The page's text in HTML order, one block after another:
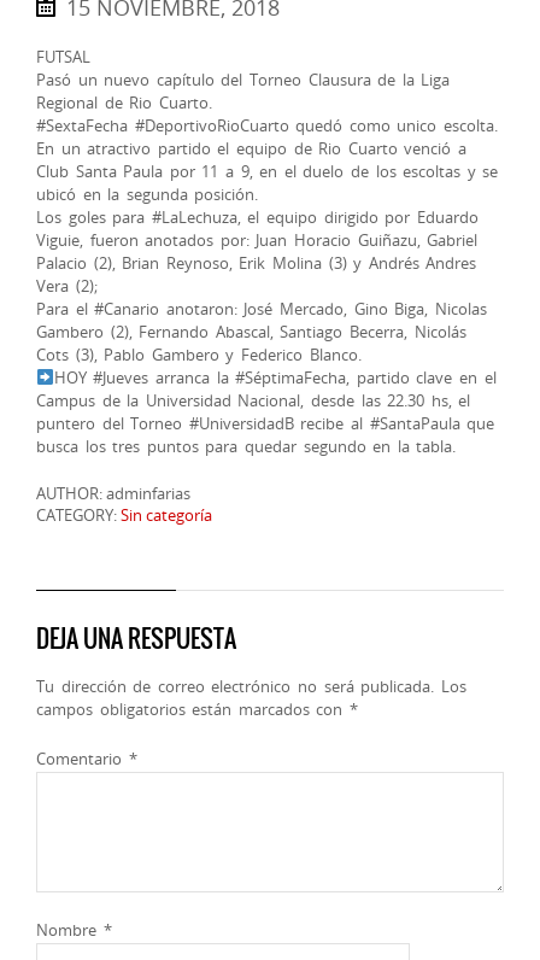
15 NOVIEMBRE, 2018
FUTSAL
Pasó un nuevo capítulo del Torneo Clausura de la Liga
Regional de Rio Cuarto.
#SextaFecha #DeportivoRioCuarto quedó como unico escolta.
En un atractivo partido el equipo de Rio Cuarto venció a
Club Santa Paula por 11 a 9, en el duelo de los escoltas y se
ubicó en la segunda posición.
Los goles para #LaLechuza, el equipo dirigido por Eduardo
Viguie, fueron anotados por: Juan Horacio Guiñazu, Gabriel
Palacio (2), Brian Reynoso, Erik Molina (3) y Andrés Andres
Vera (2);
Para el #Canario anotaron: José Mercado, Gino Biga, Nicolas
Gambero (2), Fernando Abascal, Santiago Becerra, Nicolás
Cots (3), Pablo Gambero y Federico Blanco.
HOY #Jueves arranca la #SéptimaFecha, partido clave en el
Campus de la Universidad Nacional, desde las 22.30 hs, el
puntero del Torneo #UniversidadB recibe al #SantaPaula que
busca los tres puntos para quedar segundo en la tabla.
AUTHOR: adminfarias
CATEGORY:Sin categoría
DEJA UNA RESPUESTA
Tu dirección de correo electrónico no será publicada. Los
campos obligatorios están marcados con *
Comentario *
Nombre *